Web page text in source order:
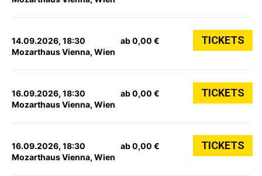
14.09.2026, 18:30
Mozarthaus Vienna, Wien
ab 0,00 € TICKETS
16.09.2026, 18:30
Mozarthaus Vienna, Wien
ab 0,00 € TICKETS
16.09.2026, 18:30
Mozarthaus Vienna, Wien
ab 0,00 € TICKETS